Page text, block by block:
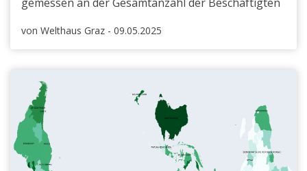
von Welthaus Graz - 09.05.2025